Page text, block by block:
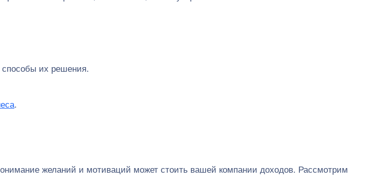
их решения.
.
желаний и мотиваций может стоить вашей компании доходов. Рассмотрим